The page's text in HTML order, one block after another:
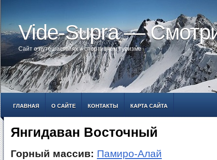
Vide-Supra —
Сайт о путешествиях и спортивном туризме
ГЛАВНАЯ О САЙТЕ КОНТАКТЫ КАРТА САЙТА
Янгидаван Восточный
Горный массив: Памиро-Алай